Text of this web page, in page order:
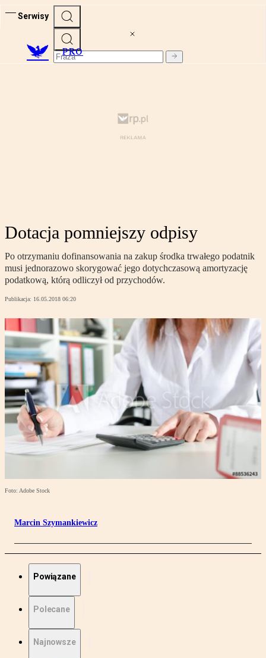
Serwisy
PRO
Dotacja pomniejszy odpisy
Po otrzymaniu dofinansowania na zakup środka trwałego podatnik
musi jednorazowo skorygować jego dotychczasową amortyzację
podatkową, którą odliczył od przychodów.
Publikacja: 16.05.2018 06:20
Foto: Adobe Stock
Marcin Szymankiewicz
Powiązane
Polecane
Najnowsze